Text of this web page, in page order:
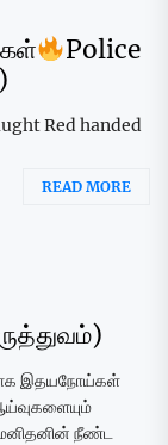
Police
Red handed
READ MORE
இதயநோய்கள்
மனிதனின் நீண்ட